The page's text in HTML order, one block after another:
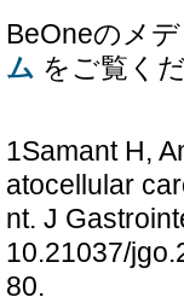
BeOneのメ
ム をご覧く
1Samant H,
atocellular
nt. J
10.21037/
80.